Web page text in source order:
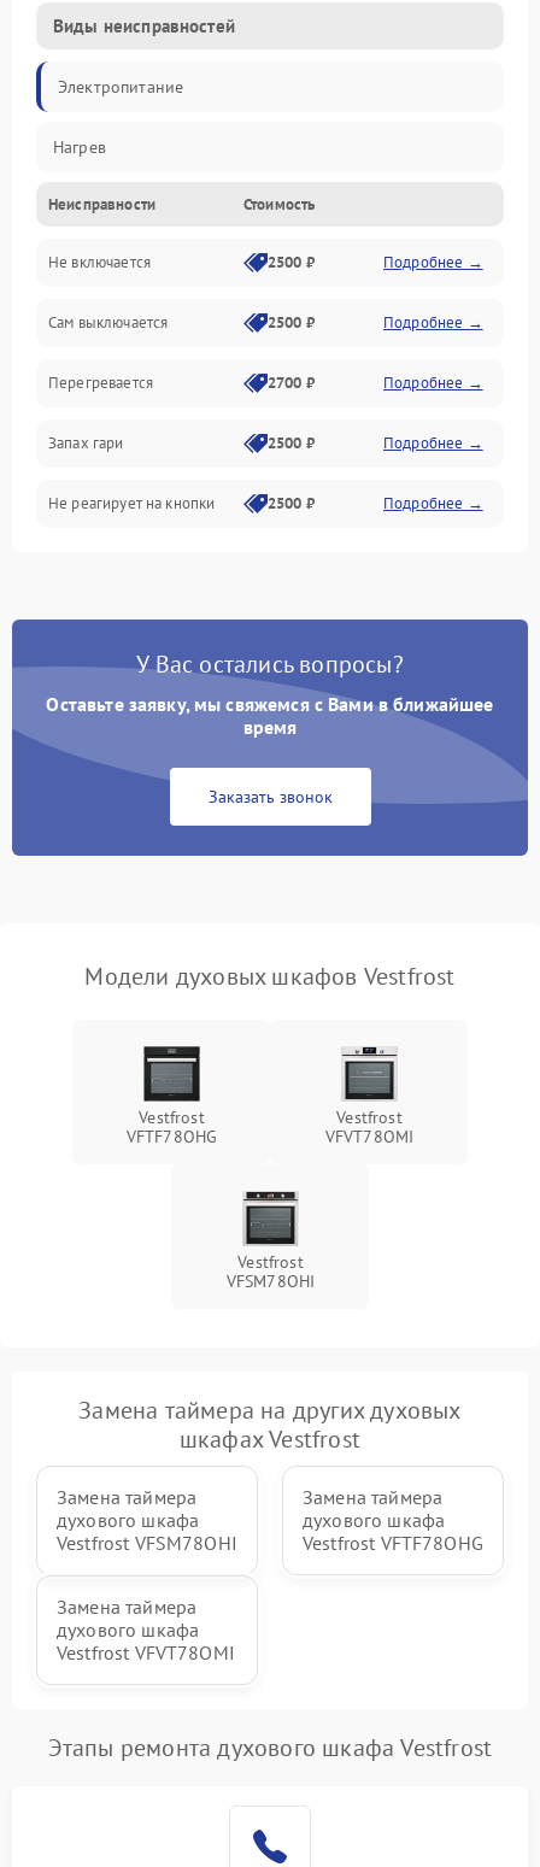
Виды неисправностей
Электропитание
Нагрев
Неисправности Стоимость
Не включается 2500 ₽ Подробнее →
Сам выключается 2500 ₽ Подробнее →
Перегревается 2700 ₽ Подробнее →
Запах гари 2500 ₽ Подробнее →
Не реагирует на кнопки 2500 ₽ Подробнее →
У Вас остались вопросы?
Оставьте заявку, мы свяжемся с Вами в ближайшее
время
Заказать звонок
Модели духовых шкафов Vestfrost
Vestfrost
VFTF78OHG
Vestfrost
VFVT78OMI
Vestfrost
VFSM78OHI
Замена таймера на других духовых
шкафах Vestfrost
Замена таймера
духового шкафа
Vestfrost VFSM78OHI
Замена таймера
духового шкафа
Vestfrost VFTF78OHG
Замена таймера
духового шкафа
Vestfrost VFVT78OMI
Этапы ремонта духового шкафа Vestfrost